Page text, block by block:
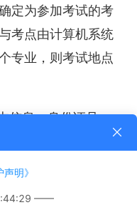
定为参加考试的考
考点由计算机系统
专业，则考试地点
信息，身份证号、
，考生个人不能修
请并进行现场确